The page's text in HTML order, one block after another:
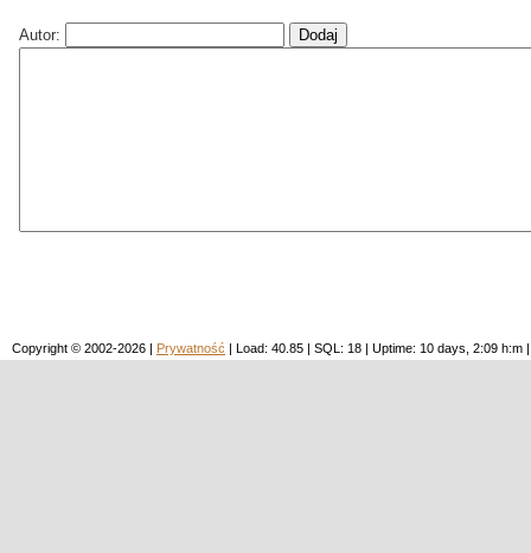
Autor:
Copyright © 2002-2026 | Prywatność | Load: 40.85 | SQL: 18 | Uptime: 10 days, 2:09